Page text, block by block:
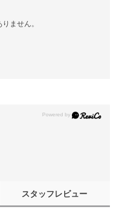
ません。
スタッフレビュー